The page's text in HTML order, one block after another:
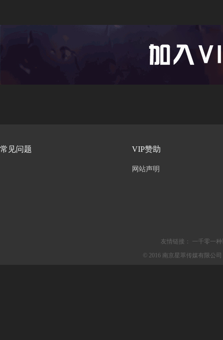
常见问题 VIP赞助
网站声明
友情链接：
一千零一
© 2016 南京星萃传媒有限公司